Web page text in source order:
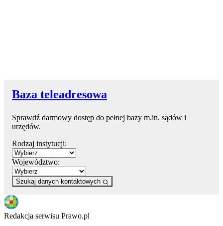
Baza teleadresowa
Sprawdź darmowy dostęp do pełnej bazy m.in. sądów i
urzędów.
Rodzaj instytucji:
Województwo:
Szukaj danych kontaktowych
Redakcja serwisu Prawo.pl